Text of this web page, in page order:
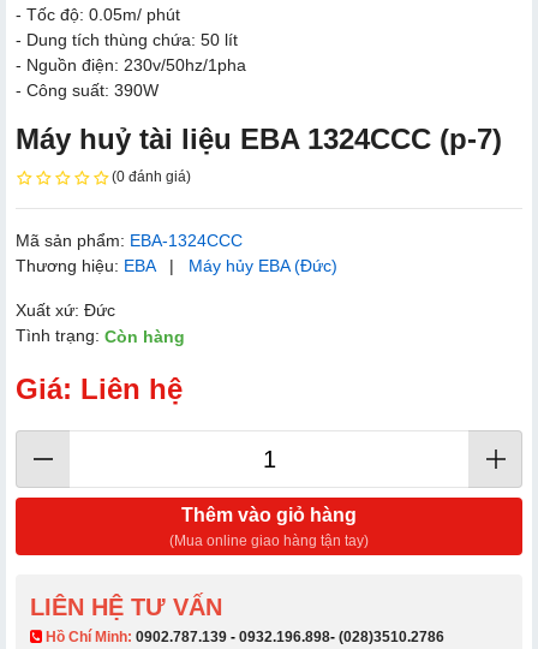
- Tốc độ: 0.05m/ phút
- Dung tích thùng chứa: 50 lít
- Nguồn điện: 230v/50hz/1pha
- Công suất: 390W
Máy huỷ tài liệu EBA 1324CCC (p-7)
(0 đánh giá)
Mã sản phẩm: EBA-1324CCC
Thương hiệu: EBA| Máy hủy EBA (Đức)
Xuất xứ: Đức
Tình trạng: Còn hàng
Giá: Liên hệ
Thêm vào giỏ hàng
(Mua online giao hàng tận tay)
LIÊN HỆ TƯ VẤN
​ Hồ Chí Minh: 0902.787.139 - 0932.196.898- (028)3510.2786